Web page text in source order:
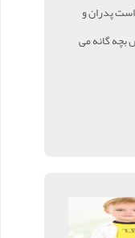
پدران و
بچه گانه می